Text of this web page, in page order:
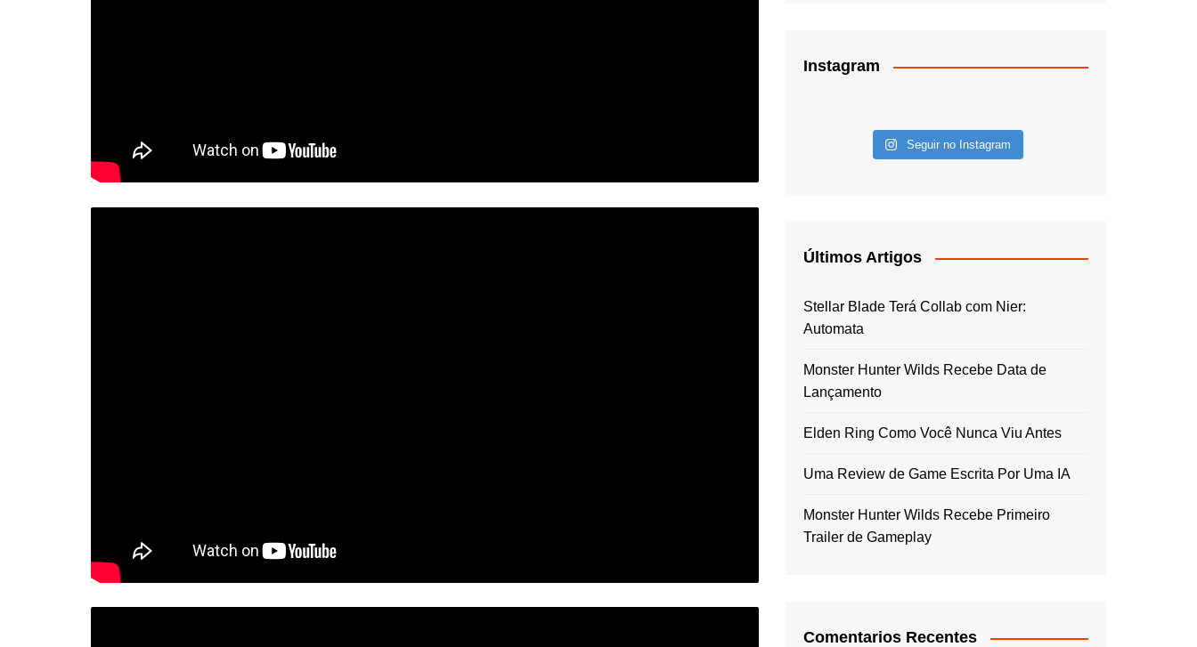
Instagram
Seguir no Instagram
Últimos Artigos
Stellar Blade Terá Collab com Nier:
Automata
Monster Hunter Wilds Recebe Data de
Lançamento
Elden Ring Como Você Nunca Viu Antes
Uma Review de Game Escrita Por Uma IA
Monster Hunter Wilds Recebe Primeiro
Trailer de Gameplay
Comentarios Recentes